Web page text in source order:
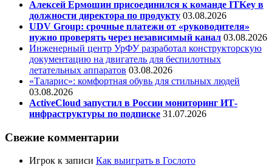
Алексей Ермошин присоединился к команде ITKey в
должности директора по продукту 03.08.2026
UDV Group: срочные платежи от «руководителя»
нужно проверять через независимый канал 03.08.2026
Инженерный центр УрФУ разработал конструкторскую
документацию на двигатель для беспилотных
летательных аппаратов 03.08.2026
«Таларис»: комфортная обувь для стильных людей
03.08.2026
ActiveCloud запустил в России мониторинг ИТ-
инфраструктуры по подписке 31.07.2026
Свежие комментарии
Игрок к записи Как выиграть в Гослото